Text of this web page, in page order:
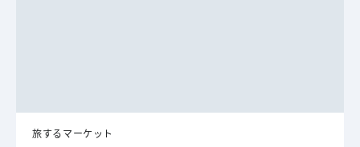
旅するマーケット